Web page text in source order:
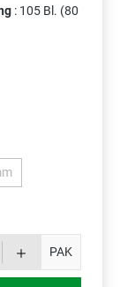
: 105 Bl. (80
zurzeit nicht verfügbar.)
ist zurzeit nicht
Option ist zurzeit
PAK